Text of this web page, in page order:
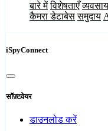
बारे में विशेषताएँ व्यवसाय
कैमरा डेटाबेस समुदाय
iSpyConnect
सॉफ़्टवेयर
डाउनलोड करें